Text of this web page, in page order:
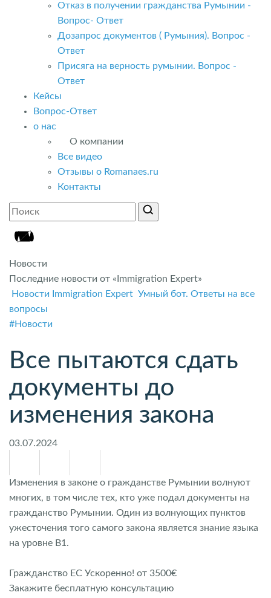
Отказ в получении гражданства Румынии -
Вопрос- Ответ
Дозапрос документов ( Румыния). Вопрос -
Ответ
Присяга на верность румынии. Вопрос -
Ответ
Кейсы
Вопрос-Ответ
о нас
О компании
Все видео
Отзывы о Romanaes.ru
Контакты
Новости
Последние новости от «Immigration Expert»
Новости Immigration Expert Умный бот. Ответы на все
вопросы
#Новости
Все пытаются сдать
документы до
изменения закона
03.07.2024
Изменения в законе о гражданстве Румынии волнуют
многих, в том числе тех, кто уже подал документы на
гражданство Румынии. Один из волнующих пунктов
ужесточения того самого закона является знание языка
на уровне В1.
Гражданство ЕС Ускоренно! от 3500€
Закажите бесплатную консультацию